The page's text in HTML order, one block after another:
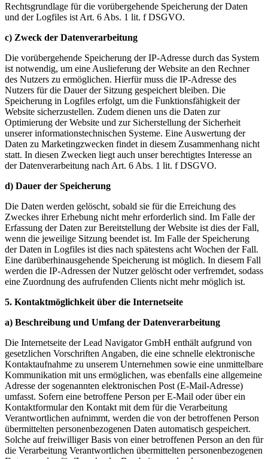
Rechtsgrundlage für die vorübergehende Speicherung der Daten
und der Logfiles ist Art. 6 Abs. 1 lit. f DSGVO.
c) Zweck der Datenverarbeitung
Die vorübergehende Speicherung der IP-Adresse durch das System
ist notwendig, um eine Auslieferung der Website an den Rechner
des Nutzers zu ermöglichen. Hierfür muss die IP-Adresse des
Nutzers für die Dauer der Sitzung gespeichert bleiben. Die
Speicherung in Logfiles erfolgt, um die Funktionsfähigkeit der
Website sicherzustellen. Zudem dienen uns die Daten zur
Optimierung der Website und zur Sicherstellung der Sicherheit
unserer informationstechnischen Systeme. Eine Auswertung der
Daten zu Marketingzwecken findet in diesem Zusammenhang nicht
statt. In diesen Zwecken liegt auch unser berechtigtes Interesse an
der Datenverarbeitung nach Art. 6 Abs. 1 lit. f DSGVO.
d) Dauer der Speicherung
Die Daten werden gelöscht, sobald sie für die Erreichung des
Zweckes ihrer Erhebung nicht mehr erforderlich sind. Im Falle der
Erfassung der Daten zur Bereitstellung der Website ist dies der Fall,
wenn die jeweilige Sitzung beendet ist. Im Falle der Speicherung
der Daten in Logfiles ist dies nach spätestens acht Wochen der Fall.
Eine darüberhinausgehende Speicherung ist möglich. In diesem Fall
werden die IP-Adressen der Nutzer gelöscht oder verfremdet, sodass
eine Zuordnung des aufrufenden Clients nicht mehr möglich ist.
5. Kontaktmöglichkeit über die Internetseite
a) Beschreibung und Umfang der Datenverarbeitung
Die Internetseite der Lead Navigator GmbH enthält aufgrund von
gesetzlichen Vorschriften Angaben, die eine schnelle elektronische
Kontaktaufnahme zu unserem Unternehmen sowie eine unmittelbare
Kommunikation mit uns ermöglichen, was ebenfalls eine allgemeine
Adresse der sogenannten elektronischen Post (E-Mail-Adresse)
umfasst. Sofern eine betroffene Person per E-Mail oder über ein
Kontaktformular den Kontakt mit dem für die Verarbeitung
Verantwortlichen aufnimmt, werden die von der betroffenen Person
übermittelten personenbezogenen Daten automatisch gespeichert.
Solche auf freiwilliger Basis von einer betroffenen Person an den für
die Verarbeitung Verantwortlichen übermittelten personenbezogenen